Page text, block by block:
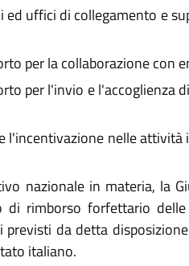
uffici di collegamento e
per la collaborazione con
per l'invio e l'accoglienza
l'incentivazione nelle
nazionale in materia, la
rimborso forfettario
da detta
italiano.